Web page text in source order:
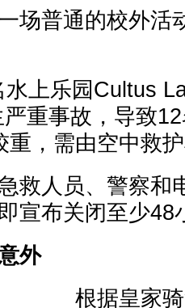
场普通的校外活
上乐园Cultus
重事故，导致
重，需由空中救
救人员、警察和
宣布关闭至少48
外
根据皇家